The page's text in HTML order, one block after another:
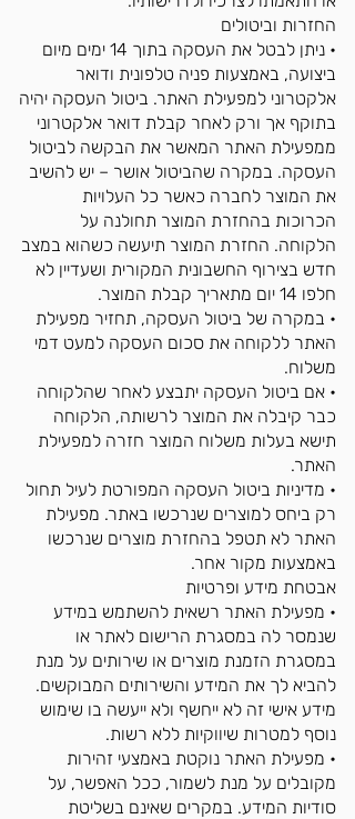
החזרות וביטולים
• ניתן לבטל את העסקה בתוך 14 ימים מיום
ביצועה, באמצעות פניה טלפונית ודואר
אלקטרוני למפעילת האתר. ביטול העסקה יהיה
בתוקף אך ורק לאחר קבלת דואר אלקטרוני
ממפעילת האתר המאשר את הבקשה לביטול
העסקה. במקרה שהביטול אושר – יש להשיב
את המוצר לחברה כאשר כל העלויות
הכרוכות בהחזרת המוצר תחולנה על
הלקוחה. החזרת המוצר תיעשה כשהוא במצב
חדש בצירוף החשבונית המקורית ושעדיין לא
חלפו 14 יום מתאריך קבלת המוצר.
• במקרה של ביטול העסקה, תחזיר מפעילת
האתר ללקוחה את סכום העסקה למעט דמי
משלוח.
• אם ביטול העסקה יתבצע לאחר שהלקוחה
כבר קיבלה את המוצר לרשותה, הלקוחה
תישא בעלות משלוח המוצר חזרה למפעילת
האתר.
• מדיניות ביטול העסקה המפורטת לעיל תחול
רק ביחס למוצרים שנרכשו באתר. מפעילת
האתר לא תטפל בהחזרת מוצרים שנרכשו
באמצעות מקור אחר.
אבטחת מידע ופרטיות
• מפעילת האתר רשאית להשתמש במידע
שנמסר לה במסגרת הרישום לאתר או
במסגרת הזמנת מוצרים או שירותים על מנת
להביא לך את המידע והשירותים המבוקשים.
מידע אישי זה לא ייחשף ולא ייעשה בו שימוש
נוסף למטרות שיווקיות ללא רשות.
• מפעילת האתר נוקטת באמצעי זהירות
מקובלים על מנת לשמור, ככל האפשר, על
סודיות המידע. במקרים שאינם בשליטת